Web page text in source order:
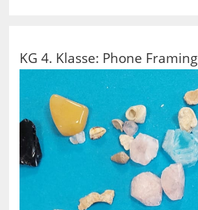
KG 4. Klasse: Phone Framing